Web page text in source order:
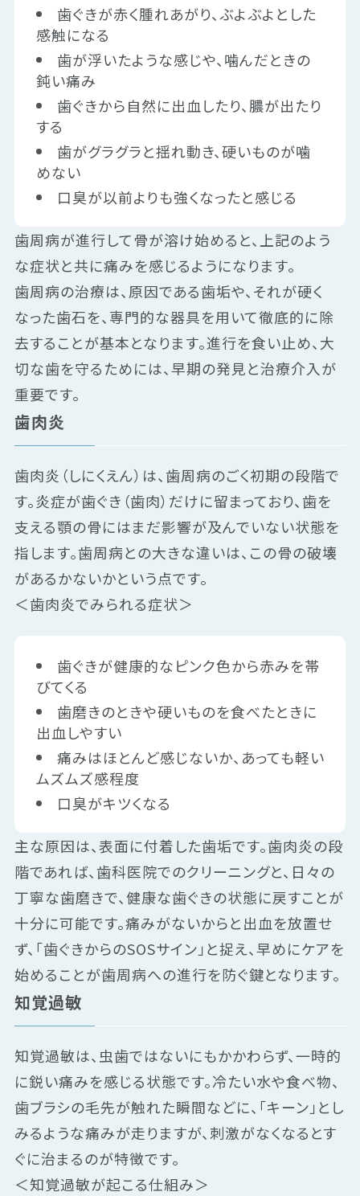
歯ぐきが赤く腫れあがり、ぶよぶよとした
感触になる
歯が浮いたような感じや、噛んだときの
鈍い痛み
歯ぐきから自然に出血したり、膿が出たり
する
歯がグラグラと揺れ動き、硬いものが噛
めない
口臭が以前よりも強くなったと感じる
歯周病が進行して骨が溶け始めると、上記のよう
な症状と共に痛みを感じるようになります。
歯周病の治療は、原因である歯垢や、それが硬く
なった歯石を、専門的な器具を用いて徹底的に除
去することが基本となります。進行を食い止め、大
切な歯を守るためには、早期の発見と治療介入が
重要です。
歯肉炎
歯肉炎（しにくえん）は、歯周病のごく初期の段階で
す。炎症が歯ぐき（歯肉）だけに留まっており、歯を
支える顎の骨にはまだ影響が及んでいない状態を
指します。歯周病との大きな違いは、この骨の破壊
があるかないかという点です。
＜歯肉炎でみられる症状＞
歯ぐきが健康的なピンク色から赤みを帯
びてくる
歯磨きのときや硬いものを食べたときに
出血しやすい
痛みはほとんど感じないか、あっても軽い
ムズムズ感程度
口臭がキツくなる
主な原因は、表面に付着した歯垢です。歯肉炎の段
階であれば、歯科医院でのクリーニングと、日々の
丁寧な歯磨きで、健康な歯ぐきの状態に戻すことが
十分に可能です。痛みがないからと出血を放置せ
ず、「歯ぐきからのSOSサイン」と捉え、早めにケアを
始めることが歯周病への進行を防ぐ鍵となります。
知覚過敏
知覚過敏は、虫歯ではないにもかかわらず、一時的
に鋭い痛みを感じる状態です。冷たい水や食べ物、
歯ブラシの毛先が触れた瞬間などに、「キーン」とし
みるような痛みが走りますが、刺激がなくなるとす
ぐに治まるのが特徴です。
＜知覚過敏が起こる仕組み＞